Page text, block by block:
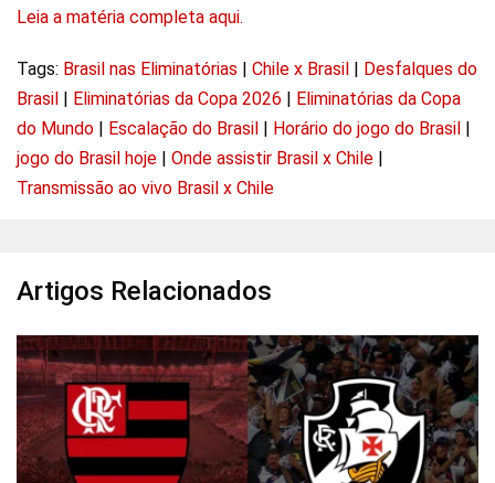
Leia a matéria completa aqui.
Tags: Brasil nas Eliminatórias Chile x Brasil
Desfalques do
Brasil
Eliminatórias da Copa 2026
Eliminatórias da Copa
do Mundo
Escalação do Brasil Horário do jogo do Brasil
jogo do Brasil hoje
Onde assistir Brasil x Chile
Transmissão ao vivo Brasil x Chile
Artigos Relacionados